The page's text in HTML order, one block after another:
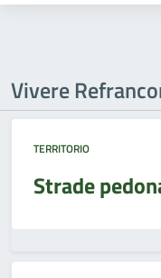
Vivere
TERRITORIO
Strade